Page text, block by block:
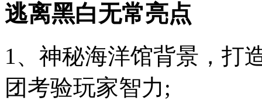
逃离黑白无常亮点
1、神秘海洋馆背景，打
团考验玩家智力;